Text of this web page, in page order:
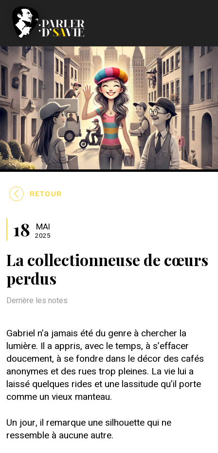
RETOUR
La collectionneuse de cœurs
perdus
18 MAI
2025
Derrière les notes
Gabriel n’a jamais été du genre à chercher la
lumière. Il a appris, avec le temps, à s’effacer
doucement, à se fondre dans le décor des cafés
anonymes et des rues trop pleines. La vie lui a
laissé quelques rides et une lassitude qu’il porte
comme un vieux manteau.
Un jour, il remarque une silhouette qui ne
ressemble à aucune autre.